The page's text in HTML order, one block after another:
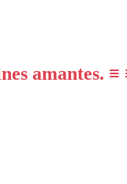
amantes. ≡